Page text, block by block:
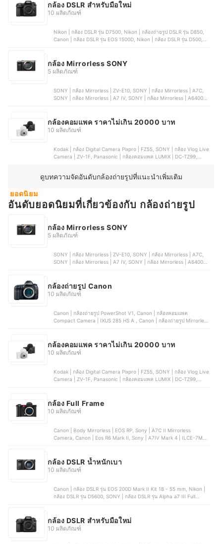
กล้อง DSLR สำหรับมือใหม่
10 ผลิตภัณฑ์
Nikon | กล้อง DSLR รุ่น D7500, Nikon | กล้องถ่ายรูป DSLR รุ่น D850,
Canon | กล้อง DSLR รุ่น EOS 1500D, Nikon | กล้อง DSLR รุ่น D500,
กล้อง Mirrorless SONY
5 ผลิตภัณฑ์
SONY | กล้อง Mirrorless | ZV-E10, SONY | กล้อง Mirrorless | A7C,
SONY | กล้อง Mirrorless | A7 IV, SONY | กล้อง Mirrorless | A6400,
กล้องคอมแพค ราคาไม่เกิน 20000 บาท
10 ผลิตภัณฑ์
Kodak | กล้อง Digital Camera Pixpro | FZ55, SONY | กล้อง Vlog Live
Camera | ZV-1F, Panasonic | กล้องคอมแพค LUMIX | DC-TZ99,
ดูบทความจัดอันดับกล้องถ่ายรูปที่แนะนำเพิ่มเติม
ยอดนิยม
อันดับยอดนิยมที่เกี่ยวข้องกับ กล้องถ่ายรูป
กล้อง Mirrorless SONY
5 ผลิตภัณฑ์
SONY | กล้อง Mirrorless | ZV-E10, SONY | กล้อง Mirrorless | A7C,
SONY | กล้อง Mirrorless | A7 IV, SONY | กล้อง Mirrorless | A6400,
กล้องถ่ายรูป Canon
10 ผลิตภัณฑ์
Canon | กล้องถ่ายรูป PowerShot V1, Canon | กล้องคอมแพค
Compact Camera | IXUS 285 HS A , Canon | กล้องถ่ายรูป Mirrorless
กล้องคอมแพค ราคาไม่เกิน 20000 บาท
10 ผลิตภัณฑ์
Kodak | กล้อง Digital Camera Pixpro | FZ55, SONY | กล้อง Vlog Live
Camera | ZV-1F, Panasonic | กล้องคอมแพค LUMIX | DC-TZ99,
กล้อง Full Frame
10 ผลิตภัณฑ์
Canon | Body Mirrorless | EOS RP, Sony | A7C II Mirrorless
Camera, Canon | Eos R6 Mark II, Sony | A7IV Mark 4 | ILCE-7M4,
กล้อง DSLR น้ำหนักเบา
10 ผลิตภัณฑ์
Canon | กล้อง DSLR รุ่น EOS 200D Mark II Kit 18 - 55 mm, Nikon |
กล้อง DSLR รุ่น D5600, SONY | กล้อง DSLR รุ่น Alpha a7 III Full
กล้อง DSLR สำหรับมือใหม่
10 ผลิตภัณฑ์